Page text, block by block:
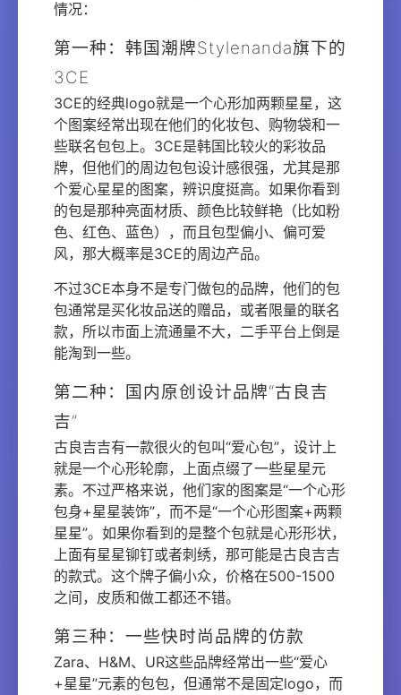
情况：
第一种：韩国潮牌Stylenanda旗下的
3CE
3CE的经典logo就是一个心形加两颗星星，这
个图案经常出现在他们的化妆包、购物袋和一
些联名包包上。3CE是韩国比较火的彩妆品
牌，但他们的周边包包设计感很强，尤其是那
个爱心星星的图案，辨识度挺高。如果你看到
的包是那种亮面材质、颜色比较鲜艳（比如粉
色、红色、蓝色），而且包型偏小、偏可爱
风，那大概率是3CE的周边产品。
不过3CE本身不是专门做包的品牌，他们的包
包通常是买化妆品送的赠品，或者限量的联名
款，所以市面上流通量不大，二手平台上倒是
能淘到一些。
第二种：国内原创设计品牌“古良吉
吉”
古良吉吉有一款很火的包叫“爱心包”，设计上
就是一个心形轮廓，上面点缀了一些星星元
素。不过严格来说，他们家的图案是“一个心形
包身+星星装饰”，而不是“一个心形图案+两颗
星星”。如果你看到的是整个包就是心形形状，
上面有星星铆钉或者刺绣，那可能是古良吉吉
的款式。这个牌子偏小众，价格在500-1500
之间，皮质和做工都还不错。
第三种：一些快时尚品牌的仿款
Zara、H&M、UR这些品牌经常出一些“爱心
+星星”元素的包包，但通常不是固定logo，而